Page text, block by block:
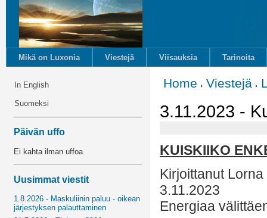
Mikä on Luxonia Viestejä Viisauksia Tarinoita
In English
Suomeksi
Päivän uffo
Ei kahta ilman uffoa
Uusimmat viestit
1.8.2026 - Maskuliinin paluu - oikean
järjestyksen palauttaminen
Home Viestejä
3.11.2023 -
KUISKIIKO
Kirjoittanut
3.11.2023
Energiaa